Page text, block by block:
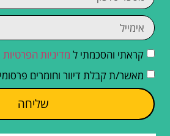
קראתי והסכמתי ל מדיניות הפרטיות
מאשר/ת קבלת דיוור וחומרים
שליחה